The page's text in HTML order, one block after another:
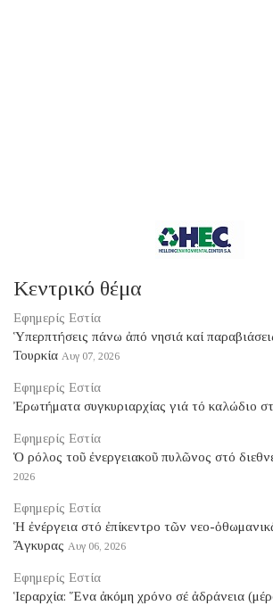
Κεντρικό θέμα
Εφημερίς Εστία
Ὑπερπτήσεις πάνω ἀπό νησιά καί
Τουρκία Αυγ 07, 2026
Εφημερίς Εστία
Ἐρωτήματα συγκυριαρχίας γιά τό καλώδιο
Εφημερίς Εστία
Ὁ ρόλος τοῦ ἐνεργειακοῦ πυλῶνος στό
2026
Εφημερίς Εστία
Ἡ ἐνέργεια στό ἐπίκεντρο τῶν νεο-
Ἄγκυρας Αυγ 06, 2026
Εφημερίς Εστία
Ἱεραρχία: Ἕνα ἀκόμη χρόνο σέ ἀδράνεια